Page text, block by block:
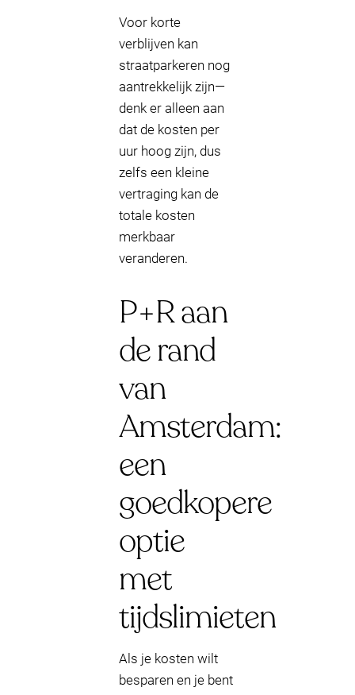
Voor korte
verblijven kan
straatparkeren nog
aantrekkelijk zijn—
denk er alleen aan
dat de kosten per
uur hoog zijn, dus
zelfs een kleine
vertraging kan de
totale kosten
merkbaar
veranderen.
P+R aan
de rand
van
Amsterdam:
een
goedkopere
optie
met
tijdslimieten
Als je kosten wilt
besparen en je bent